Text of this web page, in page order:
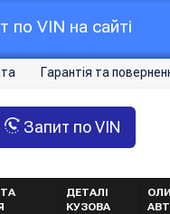
VIN на сайті
Гарантія та
Запит по VIN
ДЕТАЛІ
КУЗОВА